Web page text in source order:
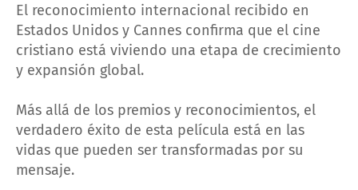
El reconocimiento internacional recibido en
Estados Unidos y Cannes confirma que el cine
cristiano está viviendo una etapa de crecimiento
y expansión global.
Más allá de los premios y reconocimientos, el
verdadero éxito de esta película está en las
vidas que pueden ser transformadas por su
mensaje.